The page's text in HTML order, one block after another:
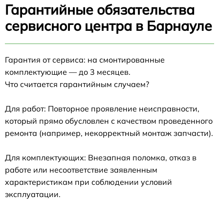
Гарантийные обязательства
сервисного центра в Барнауле
Гарантия от сервиса: на смонтированные
комплектующие — до 3 месяцев.
Что считается гарантийным случаем?
Для работ: Повторное проявление неисправности,
который прямо обусловлен с качеством проведенного
ремонта (например, некорректный монтаж запчасти).
Для комплектующих: Внезапная поломка, отказ в
работе или несоответствие заявленным
характеристикам при соблюдении условий
эксплуатации.